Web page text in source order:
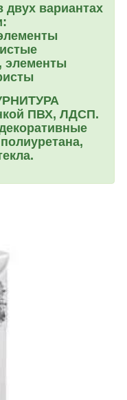
двух вариантах
, элементы
ПВХ, ЛДСП.